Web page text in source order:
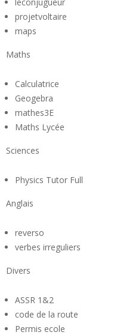
projetvoltaire
maps
Maths
Calculatrice
Geogebra
mathes3E
Maths Lycée
Sciences
Physics Tutor Full
Anglais
reverso
verbes irreguliers
Divers
ASSR 1&2
code de la route
Permis ecole